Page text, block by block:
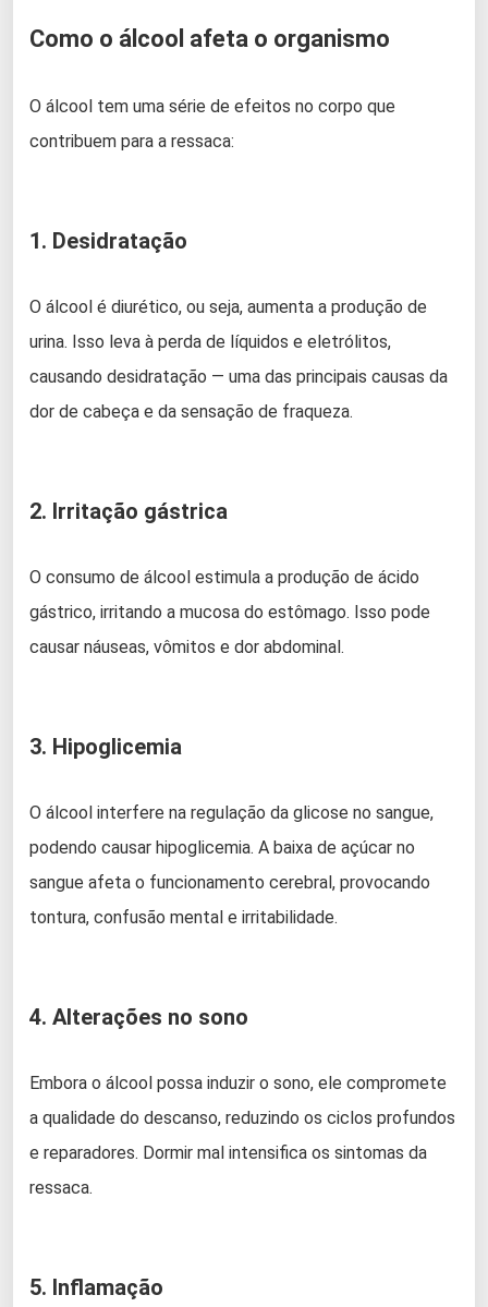
Como o álcool afeta o organismo
O álcool tem uma série de efeitos no corpo que
contribuem para a ressaca:
1. Desidratação
O álcool é diurético, ou seja, aumenta a produção de
urina. Isso leva à perda de líquidos e eletrólitos,
causando desidratação — uma das principais causas da
dor de cabeça e da sensação de fraqueza.
2. Irritação gástrica
O consumo de álcool estimula a produção de ácido
gástrico, irritando a mucosa do estômago. Isso pode
causar náuseas, vômitos e dor abdominal.
3. Hipoglicemia
O álcool interfere na regulação da glicose no sangue,
podendo causar hipoglicemia. A baixa de açúcar no
sangue afeta o funcionamento cerebral, provocando
tontura, confusão mental e irritabilidade.
4. Alterações no sono
Embora o álcool possa induzir o sono, ele compromete
a qualidade do descanso, reduzindo os ciclos profundos
e reparadores. Dormir mal intensifica os sintomas da
ressaca.
5. Inflamação